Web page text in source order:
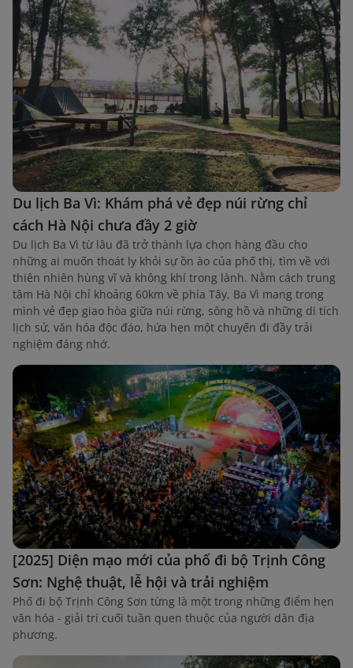
Du lịch Ba Vì: Khám phá vẻ đẹp núi rừng chỉ
cách Hà Nội chưa đầy 2 giờ
Du lịch Ba Vì từ lâu đã trở thành lựa chọn hàng đầu cho
những ai muốn thoát ly khỏi sự ồn ào của phố thị, tìm về với
thiên nhiên hùng vĩ và không khí trong lành. Nằm cách trung
tâm Hà Nội chỉ khoảng 60km về phía Tây, Ba Vì mang trong
mình vẻ đẹp giao hòa giữa núi rừng, sông hồ và những di tích
lịch sử, văn hóa độc đáo, hứa hẹn một chuyến đi đầy trải
nghiệm đáng nhớ.
[2025] Diện mạo mới của phố đi bộ Trịnh Công
Sơn: Nghệ thuật, lễ hội và trải nghiệm
Phố đi bộ Trịnh Công Sơn từng là một trong những điểm hẹn
văn hóa - giải trí cuối tuần quen thuộc của người dân địa
phương.